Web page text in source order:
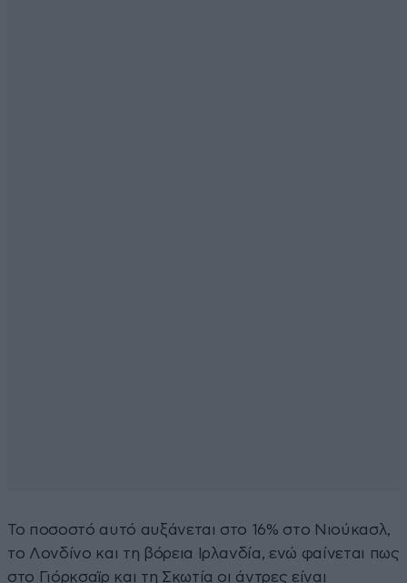
Το ποσοστό αυτό αυξάνεται στο 16% στο Νιούκασλ,
το Λονδίνο και τη βόρεια Ιρλανδία, ενώ φαίνεται πως
στο Γιόρκσαϊρ και τη Σκωτία οι άντρες είναι